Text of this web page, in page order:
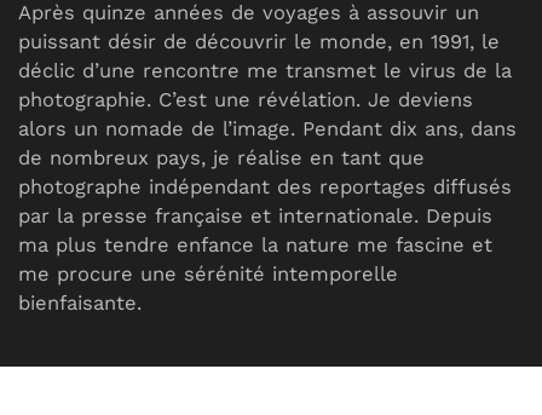
Après quinze années de voyages à assouvir un
puissant désir de découvrir le monde, en 1991, le
déclic d’une rencontre me transmet le virus de la
photographie. C’est une révélation. Je deviens
alors un nomade de l’image. Pendant dix ans, dans
de nombreux pays, je réalise en tant que
photographe indépendant des reportages diffusés
par la presse française et internationale. Depuis
ma plus tendre enfance la nature me fascine et
me procure une sérénité intemporelle
bienfaisante.